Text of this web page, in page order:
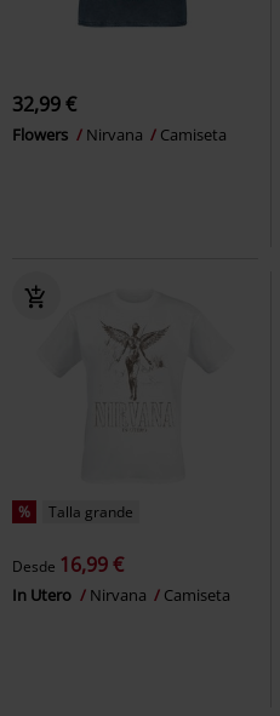
32,99 €
Flowers Nirvana Camiseta
% Talla grande
Desde 16,99 €
In Utero Nirvana Camiseta